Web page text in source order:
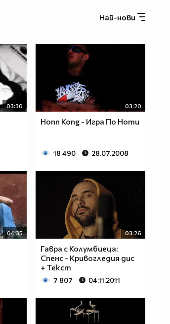
Най-нови
03:30 03:20
Honn Kong - Игра По Ноти
18 490 28.07.2008
04:35 03:26
Гавра с Колумбиеца:
Спенс - Кривогледия дис
+ Текст
7 807 04.11.2011